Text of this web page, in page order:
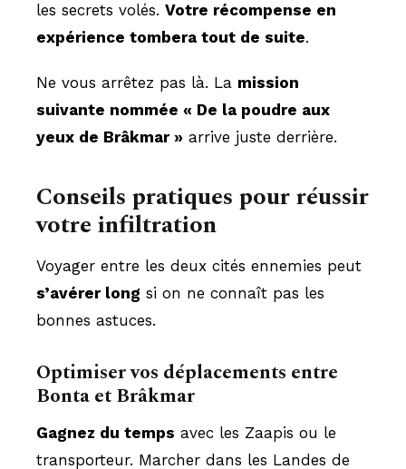
les secrets volés. Votre récompense en
expérience tombera tout de suite.
Ne vous arrêtez pas là. La mission
suivante nommée « De la poudre aux
yeux de Brâkmar » arrive juste derrière.
Conseils pratiques pour réussir
votre infiltration
Voyager entre les deux cités ennemies peut
s’avérer long si on ne connaît pas les
bonnes astuces.
Optimiser vos déplacements entre
Bonta et Brâkmar
Gagnez du temps avec les Zaapis ou le
transporteur. Marcher dans les Landes de